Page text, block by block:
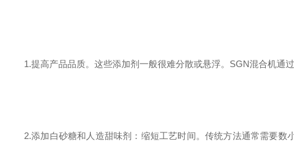
1.提高产品品质。这些添加剂一般很难分散或悬浮。SGN混合机通
2.添加白砂糖和人造甜味剂：缩短工艺时间。传统方法通常需要